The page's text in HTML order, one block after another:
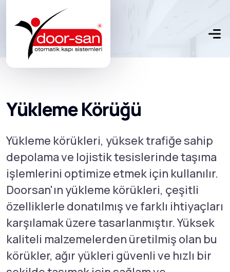
Yükleme Körüğü
Yükleme körükleri, yüksek trafiğe sahip
depolama ve lojistik tesislerinde taşıma
işlemlerini optimize etmek için kullanılır.
Doorsan'ın yükleme körükleri, çeşitli
özelliklerle donatılmış ve farklı ihtiyaçları
karşılamak üzere tasarlanmıştır. Yüksek
kaliteli malzemelerden üretilmiş olan bu
körükler, ağır yükleri güvenli ve hızlı bir